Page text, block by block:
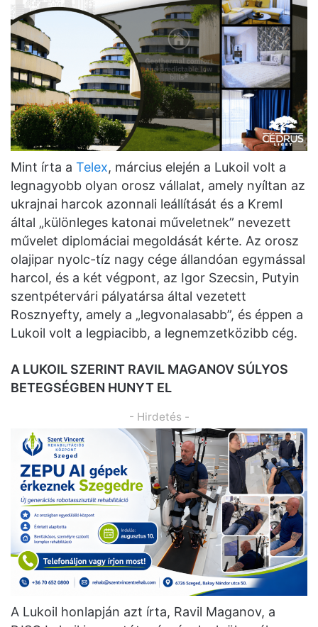
Mint írta a Telex, március elején a Lukoil volt a
legnagyobb olyan orosz vállalat, amely nyíltan az
ukrajnai harcok azonnali leállítását és a Kreml
által „különleges katonai műveletnek” nevezett
művelet diplomáciai megoldását kérte. Az orosz
olajipar nyolc-tíz nagy cége állandóan egymással
harcol, és a két végpont, az Igor Szecsin, Putyin
szentpétervári pályatársa által vezetett
Rosznyefty, amely a „legvonalasabb”, és éppen a
Lukoil volt a legpiacibb, a legnemzetközibb cég.
A LUKOIL SZERINT RAVIL MAGANOV SÚLYOS
BETEGSÉGBEN HUNYT EL
- Hirdetés -
A Lukoil honlapján azt írta, Ravil Maganov, a